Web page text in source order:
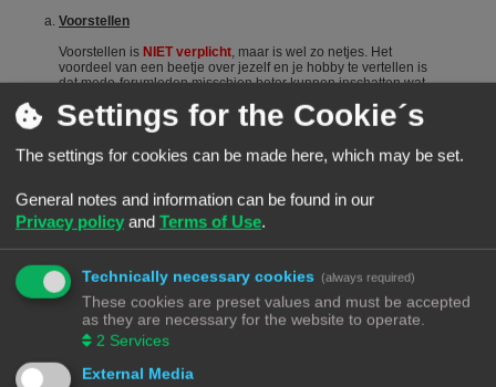
Voorstellen
Voorstellen is NIET verplicht , maar is wel zo netjes. Het
voordeel van een beetje over jezelf en je hobby te vertellen is
dat mede-forumleden misschien beter kunnen inschatten wat
Het voorstellen wordt dus vanuit het Forumteam wel
gestimuleerd maar niet verplicht. Echter, het is niet toegestaan
zich voor te stellen. Berichten die suggereren dat iemand zich
overtreden van deze regel kan een (tijdelijke) ban het gevolg
zijn.#
De zoekfunctie
Voordat je een vraag stelt: Het wordt aangeraden om het forum
te raadplegen via de zoekfunctie. Veel vragen zijn al vaker
gesteld op dit forum. De kans is groot dat je via de zoekfunctie
een antwoord vindt. Het laat ook zien dat je zelf ook actie
onderneemt en niet alleen maar een vraag stelt en gaat zitten
afwachten wie je het correcte antwoord geeft.
Een vraag stellen
Settings for the Cookie´s
The settings for cookies can be made here, which may be set.
General notes and information can be found in our
Privacy policy and Terms of Use.
Technically necessary cookies (always required)
These cookies are preset values and must be accepted
as they are necessary for the website to operate.
2 Services
External Media